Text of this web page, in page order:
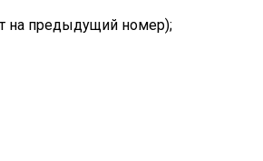
на предыдущий номер);